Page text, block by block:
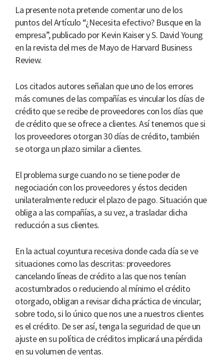
La presente nota pretende comentar uno de los
puntos del Artículo “¿Necesita efectivo? Busque en la
empresa”, publicado por Kevin Kaiser y S. David Young
en la revista del mes de Mayo de Harvard Business
Review.
Los citados autores señalan que uno de los errores
más comunes de las compañías es vincular los días de
crédito que se recibe de proveedores con los días que
de crédito que se ofrece a clientes. Así tenemos que si
los proveedores otorgan 30 días de crédito, también
se otorga un plazo similar a clientes.
El problema surge cuando no se tiene poder de
negociación con los proveedores y éstos deciden
unilateralmente reducir el plazo de pago. Situación que
obliga a las compañías, a su vez, a trasladar dicha
reducción a sus clientes.
En la actual coyuntura recesiva donde cada día se ve
situaciones como las descritas: proveedores
cancelando líneas de crédito a las que nos tenían
acostumbrados o reduciendo al mínimo el crédito
otorgado, obligan a revisar dicha práctica de vincular;
sobre todo, si lo único que nos une a nuestros clientes
es el crédito. De ser así, tenga la seguridad de que un
ajuste en su política de créditos implicará una pérdida
en su volumen de ventas.